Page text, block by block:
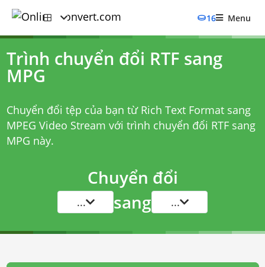
16 Menu
Trình chuyển đổi RTF sang
MPG
Chuyển đổi tệp của bạn từ Rich Text Format sang
MPEG Video Stream với trình chuyển đổi RTF sang
MPG này.
Chuyển đổi
... sang ...